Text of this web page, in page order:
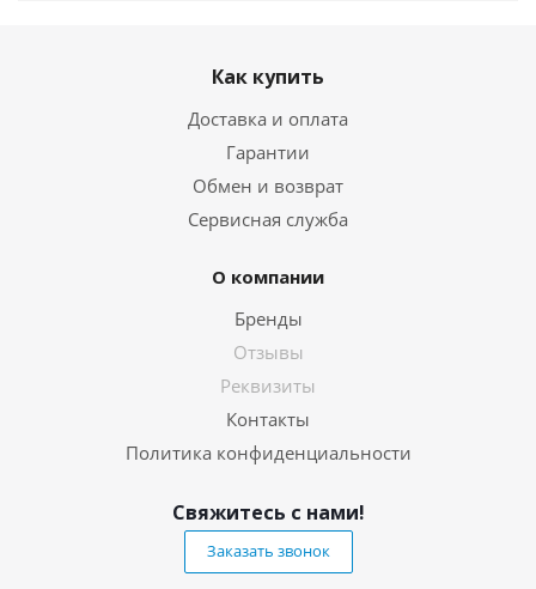
Как купить
Доставка и оплата
Гарантии
Обмен и возврат
Сервисная служба
О компании
Бренды
Отзывы
Реквизиты
Контакты
Политика конфиденциальности
Свяжитесь с нами!
Заказать звонок